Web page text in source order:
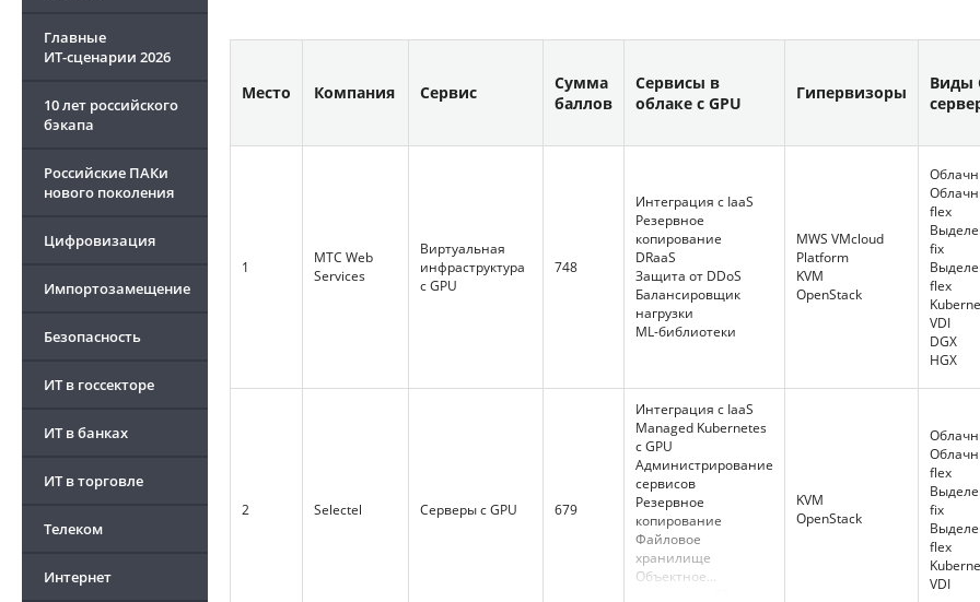
Главные
ИТ-сценарии 2026
10 лет российского
бэкапа
Российские ПАКи
нового поколения
Цифровизация
Импортозамещение
Безопасность
ИТ в госсекторе
ИТ в банках
ИТ в торговле
Телеком
Интернет
Место Компания Сервис
Сумма
баллов
Сервисы в
облаке с GPU
Гипервизоры
Виды
1
МТС Web
Services
Виртуальная
инфраструктура
с GPU
748
Интеграция с IaaS
Резервное
копирование
DRaaS
Защита от DDoS
Балансировщик
нагрузки
ML-библиотеки
MWS VMcloud
Platform
KVM
OpenStack
flex
fix
flex
VDI
DGX
HGX
2 Selectel Серверы с GPU 679
Интеграция с IaaS
Managed Kubernetes
с GPU
Администрирование
сервисов
Резервное
копирование
Файловое
хранилище
Объектное
KVM
OpenStack
flex
fix
flex
VDI